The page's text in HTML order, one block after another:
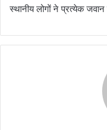
स्थानीय लोगों ने प्रत्येक